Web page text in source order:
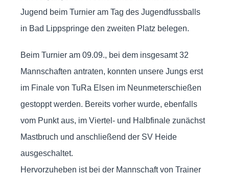
Jugend beim Turnier am Tag des Jugendfussballs
in Bad Lippspringe den zweiten Platz belegen.
Beim Turnier am 09.09., bei dem insgesamt 32
Mannschaften antraten, konnten unsere Jungs erst
im Finale von TuRa Elsen im Neunmeterschießen
gestoppt werden. Bereits vorher wurde, ebenfalls
vom Punkt aus, im Viertel- und Halbfinale zunächst
Mastbruch und anschließend der SV Heide
ausgeschaltet.
Hervorzuheben ist bei der Mannschaft von Trainer